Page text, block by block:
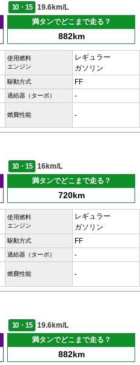
10・15
19.6km/L
満タンでどこまで走る？
882km
使用燃料
エンジン
レギュラー
ガソリン
駆動方式 FF
過給器（ターボ） -
燃費性能 -
10・15
16km/L
満タンでどこまで走る？
720km
使用燃料
エンジン
レギュラー
ガソリン
駆動方式 FF
過給器（ターボ） -
燃費性能 -
10・15
19.6km/L
満タンでどこまで走る？
882km